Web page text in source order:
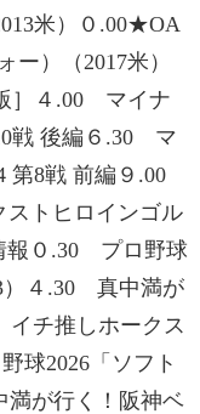
米）０.00★OA
）（2017米）
］４.00 マイナ
戦 後編６.30 マ
第8戦 前編９.00
トヒロインゴル
報０.30 プロ野球
）４.30 真中満が
チ推しホークス
球2026「ソフト
が行く！阪神ベ